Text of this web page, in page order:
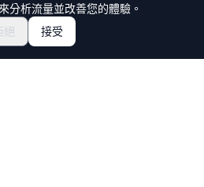
分析流量並改善您的體驗。
絕
接受